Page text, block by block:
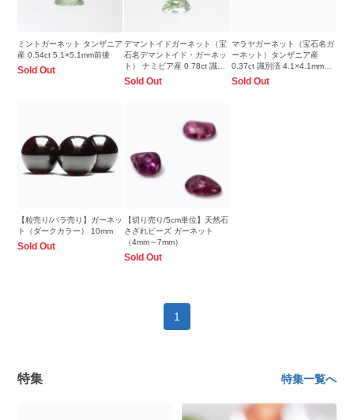
ミントガーネット タンザニア
産 0.54ct 5.1×5.1mm前後
Sold Out
デマントイドガーネット（宝
石名デマントイド・ガーネッ
ト） ナミビア産 0.78ct 識別
済 5.1×5.1mm前後
Sold Out
マラヤガーネット（宝石名ガ
ーネット）タンザニア産
0.37ct 識別済 4.1×4.1mm前
後
Sold Out
【粒売り/バラ売り】ガーネッ
ト（ダークカラー） 10mm
Sold Out
【切り売り/5cm単位】天然石
さざれビーズ ガーネット
（4mm～7mm）
Sold Out
1
特集 特集一覧へ